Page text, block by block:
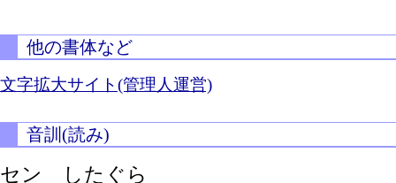
他の書体など
文字拡大サイト(管理人運営)
音訓(読み)
セン したぐら